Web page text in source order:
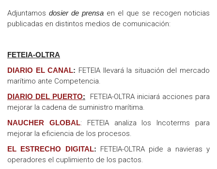
Adjuntamos dosier de prensa en el que se recogen noticias
publicadas en distintos medios de comunicación:
FETEIA-OLTRA
DIARIO EL CANAL: FETEIA llevará la situación del mercado
marítimo ante Competencia.
DIARIO DEL PUERTO: FETEIA-OLTRA iniciará acciones para
mejorar la cadena de suministro marítima.
NAUCHER GLOBAL: FETEIA analiza los Incoterms para
mejorar la eficiencia de los procesos.
EL ESTRECHO DIGITAL: FETEIA-OLTRA pide a navieras y
operadores el cuplimiento de los pactos.